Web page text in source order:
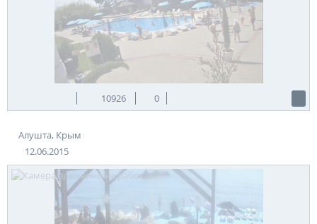
10926 0
Алушта, Крым
12.06.2015